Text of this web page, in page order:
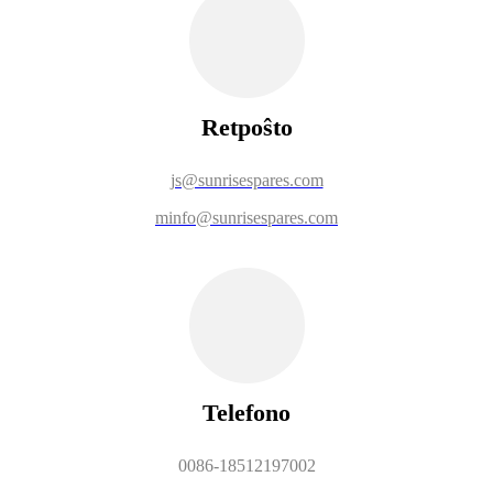
Retpoŝto
js@sunrisespares.com
minfo@sunrisespares.com
Telefono
0086-18512197002